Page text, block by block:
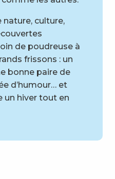
nature, culture,
de poudreuse à
frissons : un
bonne paire de
d’humour… et
un hiver tout en